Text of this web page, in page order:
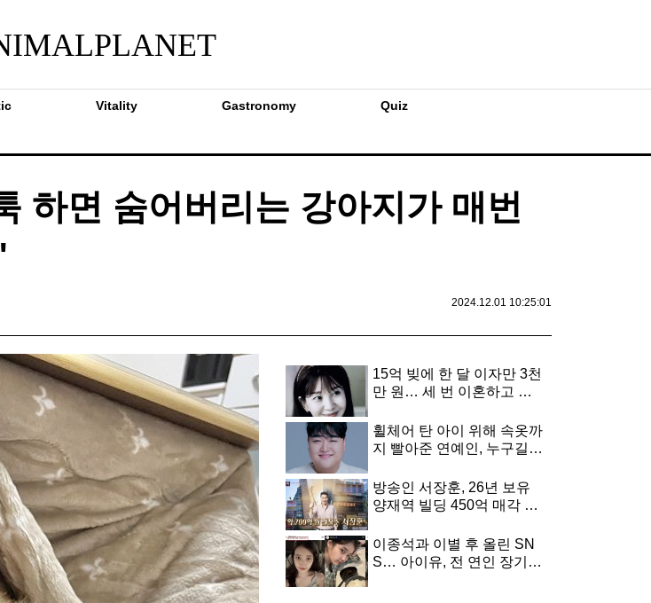
Vitality Gastronomy Quiz
하면 숨어버리는 강아지가 매번
2024.12.01 10:25:01
15억 빚에 한 달 이자만 3천
만 원… 세 번 이혼하고 두
배우 근황
휠체어 탄 아이 위해 속옷까
지 빨아준 연예인, 누구길
원
방송인 서장훈, 26년 보유
양재역 빌딩 450억 매각 추
이종석과 이별 후 올린 SN
S… 아이유, 전 연인 장기하